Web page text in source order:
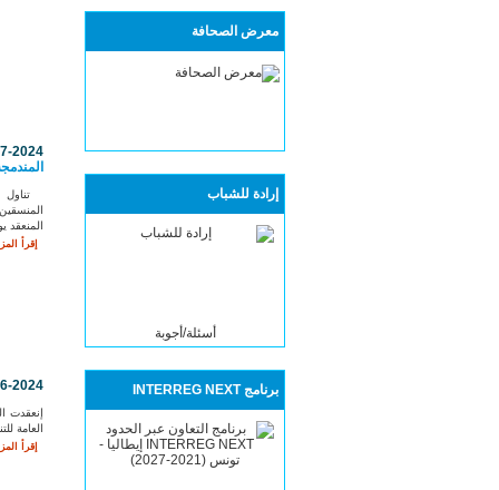
معرض الصحافة
إرادة للشباب
أسئلة/أجوبة
برنامج INTERREG NEXT
2024
تناول
المنعقد
إقرأ
2024
إنعقدت
العامة
إقرأ